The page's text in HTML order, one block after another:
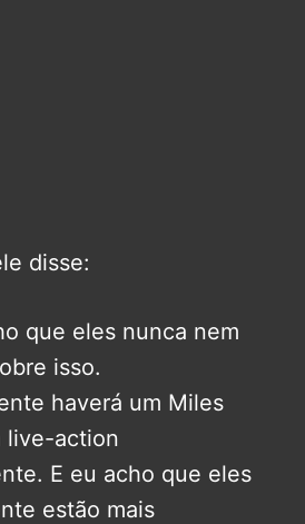
disse:
que eles nunca nem
isso.
haverá um Miles
live-action
E eu acho que eles
estão mais